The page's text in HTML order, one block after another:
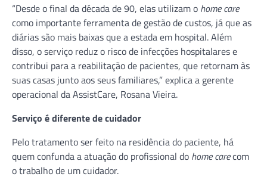
“Desde o final da década de 90, elas utilizam o home care
como importante ferramenta de gestão de custos, já que as
diárias são mais baixas que a estada em hospital. Além
disso, o serviço reduz o risco de infecções hospitalares e
contribui para a reabilitação de pacientes, que retornam às
suas casas junto aos seus familiares,” explica a gerente
operacional da AssistCare, Rosana Vieira.
Serviço é diferente de cuidador
Pelo tratamento ser feito na residência do paciente, há
quem confunda a atuação do profissional do home carecom
o trabalho de um cuidador.